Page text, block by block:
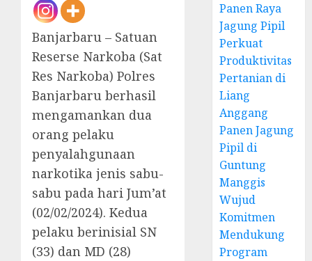
Banjarbaru – Satuan
Reserse Narkoba (Sat
Res Narkoba) Polres
Banjarbaru berhasil
mengamankan dua
orang pelaku
penyalahgunaan
narkotika jenis sabu-
sabu pada hari Jum’at
(02/02/2024). Kedua
pelaku berinisial SN
(33) dan MD (28)
Panen Raya
Jagung Pipil
Perkuat
Produktivitas
Pertanian di
Liang
Anggang
Panen Jagung
Pipil di
Guntung
Manggis
Wujud
Komitmen
Mendukung
Program